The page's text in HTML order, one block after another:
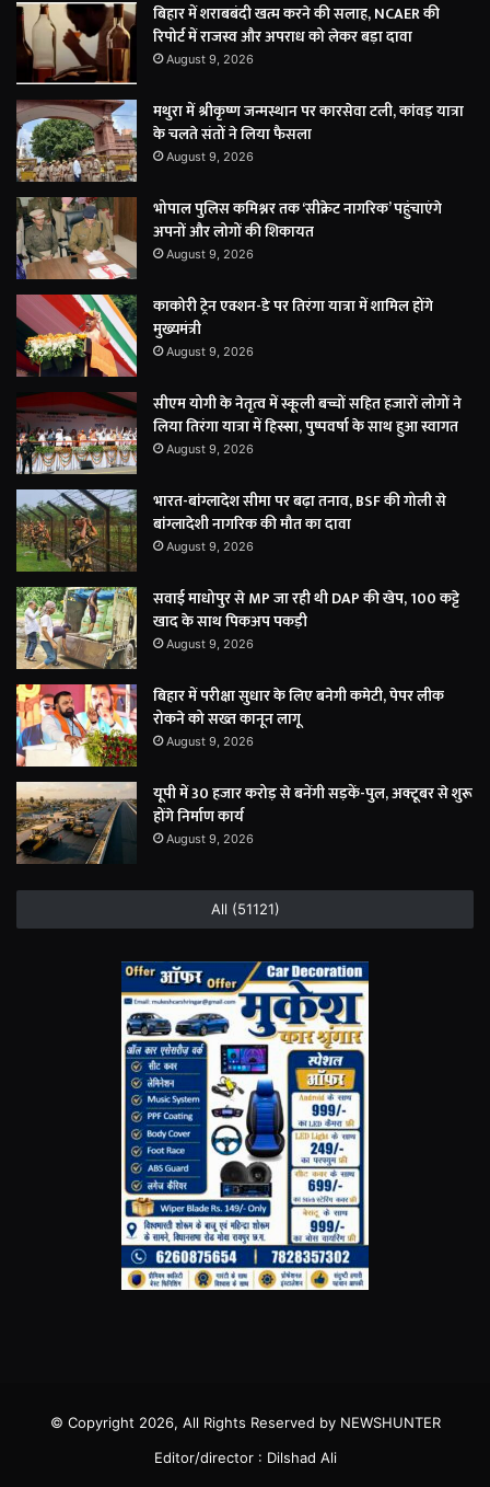
बिहार में शराबबंदी खत्म करने की सलाह, NCAER की
रिपोर्ट में राजस्व और अपराध को लेकर बड़ा दावा
August 9, 2026
मथुरा में श्रीकृष्ण जन्मस्थान पर कारसेवा टली, कांवड़ यात्रा
के चलते संतों ने लिया फैसला
August 9, 2026
भोपाल पुलिस कमिश्नर तक ‘सीक्रेट नागरिक’ पहुंचाएंगे
अपनों और लोगों की शिकायत
August 9, 2026
काकोरी ट्रेन एक्शन-डे पर तिरंगा यात्रा में शामिल होंगे
मुख्यमंत्री
August 9, 2026
सीएम योगी के नेतृत्व में स्कूली बच्चों सहित हजारों लोगों ने
लिया तिरंगा यात्रा में हिस्सा, पुष्पवर्षा के साथ हुआ स्वागत
August 9, 2026
भारत-बांग्लादेश सीमा पर बढ़ा तनाव, BSF की गोली से
बांग्लादेशी नागरिक की मौत का दावा
August 9, 2026
सवाई माधोपुर से MP जा रही थी DAP की खेप, 100 कट्टे
खाद के साथ पिकअप पकड़ी
August 9, 2026
बिहार में परीक्षा सुधार के लिए बनेगी कमेटी, पेपर लीक
रोकने को सख्त कानून लागू
August 9, 2026
यूपी में 30 हजार करोड़ से बनेंगी सड़कें-पुल, अक्टूबर से शुरू
होंगे निर्माण कार्य
August 9, 2026
All (51121)
© Copyright 2026, All Rights Reserved by NEWSHUNTER
Editor/director : Dilshad Ali